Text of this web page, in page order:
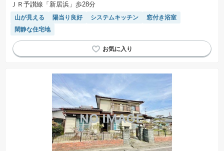
ＪＲ予讃線「新居浜」歩28分
山が見える 陽当り良好 システムキッチン
窓付き浴室
閑静な住宅地